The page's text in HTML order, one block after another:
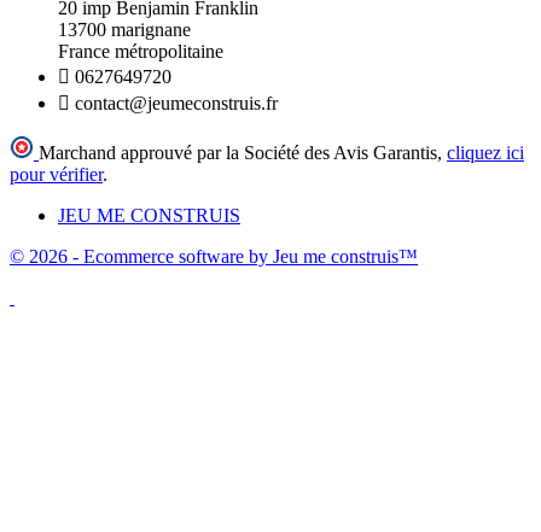
20 imp Benjamin Franklin
13700 marignane
France métropolitaine
 0627649720
 contact@jeumeconstruis.fr
Marchand approuvé par la Société des Avis Garantis, cliquez ici
pour vérifier.
JEU ME CONSTRUIS
© 2026 - Ecommerce software by Jeu me construis™